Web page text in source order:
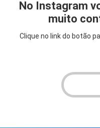
No Instagram
muito
Clique no link do botão